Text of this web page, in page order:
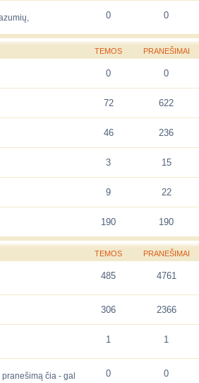
0 0
TEMOS PRANEŠIMAI
0 0
72 622
46 236
3 15
9 22
190 190
TEMOS PRANEŠIMAI
485 4761
306 2366
1 1
čia - gal
0 0